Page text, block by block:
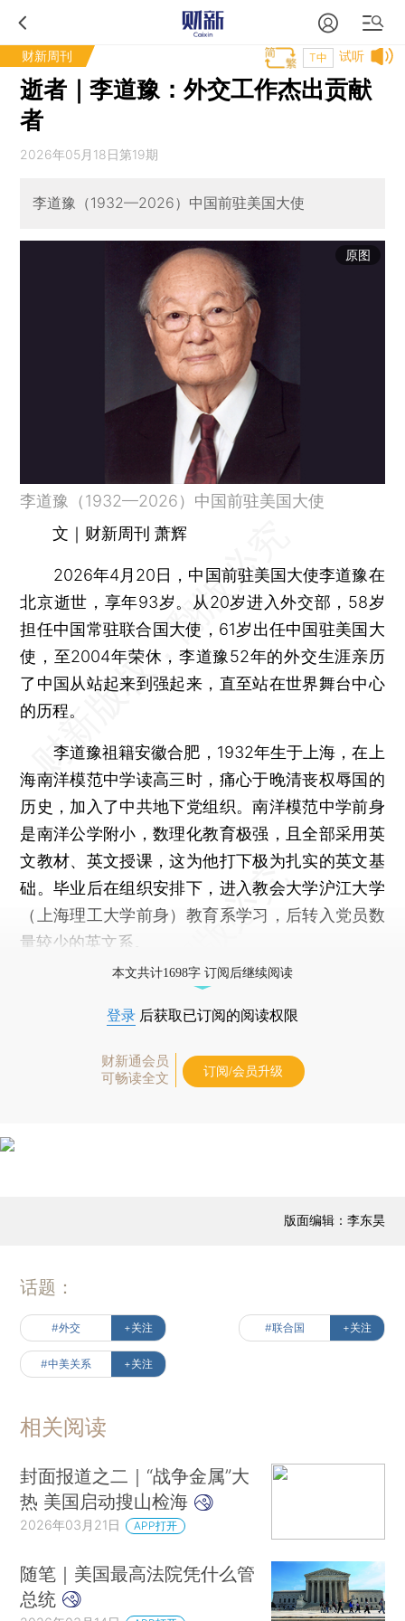
财新周刊 试听
T中
逝者｜李道豫：外交工作杰出贡献
者
2026年05月18日第19期
李道豫（1932—2026）中国前驻美国大使
原图
李道豫（1932—2026）中国前驻美国大使
文｜财新周刊 萧辉
2026年4月20日，中国前驻美国大使李道豫在
北京逝世，享年93岁。从20岁进入外交部，58岁
担任中国常驻联合国大使，61岁出任中国驻美国大
使，至2004年荣休，李道豫52年的外交生涯亲历
了中国从站起来到强起来，直至站在世界舞台中心
的历程。
李道豫祖籍安徽合肥，1932年生于上海，在上
海南洋模范中学读高三时，痛心于晚清丧权辱国的
历史，加入了中共地下党组织。南洋模范中学前身
是南洋公学附小，数理化教育极强，且全部采用英
文教材、英文授课，这为他打下极为扎实的英文基
础。毕业后在组织安排下，进入教会大学沪江大学
（上海理工大学前身）教育系学习，后转入党员数
量较少的英文系。
本文共计1698字 订阅后继续阅读
登录 后获取已订阅的阅读权限
财新通会员
可畅读全文
订阅/会员升级
版面编辑：李东昊
话题：
#外交 +关注 #联合国 +关注
#中美关系 +关注
相关阅读
封面报道之二｜“战争金属”大
热 美国启动搜山检海
2026年03月21日 APP打开
随笔｜美国最高法院凭什么管
总统